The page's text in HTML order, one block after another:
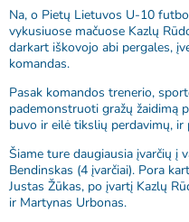
Na, o Pietų Lietuvos U-10
vykusiuose mačuose Kazlų
darkart iškovojo abi pergales,
komandas.
Pasak komandos trenerio,
pademonstruoti gražų žaidimą
buvo ir eilė tikslių perdavimų, ir
Šiame ture daugiausia įvarčių į
Bendinskas (4 įvarčiai). Pora
Justas Žūkas, po įvartį Kazlų
ir Martynas Urbonas.